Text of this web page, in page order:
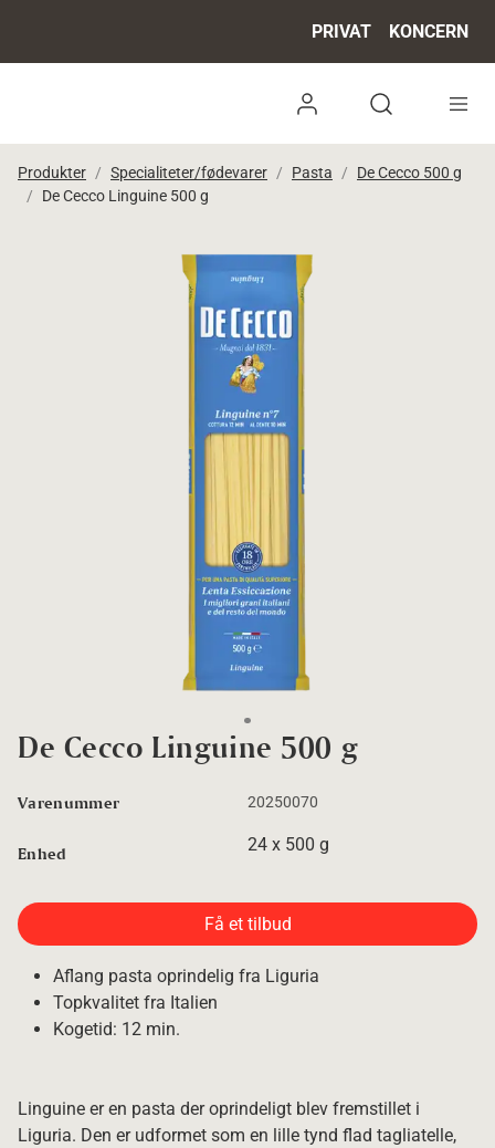
PRIVAT KONCERN
Log ind
Produkter Specialiteter/fødevarer Pasta
De Cecco 500 g
De Cecco Linguine 500 g
Go to slide 1
De Cecco Linguine 500 g
Varenummer 20250070
Enhed 24 x 500 g
Få et tilbud
Aflang pasta oprindelig fra Liguria
Topkvalitet fra Italien
Kogetid: 12 min.
Linguine er en pasta der oprindeligt blev fremstillet i
Liguria. Den er udformet som en lille tynd flad tagliatelle,